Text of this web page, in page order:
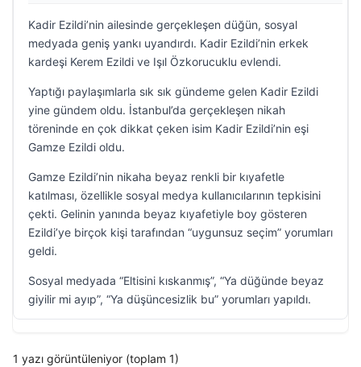
Kadir Ezildi’nin ailesinde gerçekleşen düğün, sosyal
medyada geniş yankı uyandırdı. Kadir Ezildi’nin erkek
kardeşi Kerem Ezildi ve Işıl Özkorucuklu evlendi.
Yaptığı paylaşımlarla sık sık gündeme gelen Kadir Ezildi
yine gündem oldu. İstanbul’da gerçekleşen nikah
töreninde en çok dikkat çeken isim Kadir Ezildi’nin eşi
Gamze Ezildi oldu.
Gamze Ezildi’nin nikaha beyaz renkli bir kıyafetle
katılması, özellikle sosyal medya kullanıcılarının tepkisini
çekti. Gelinin yanında beyaz kıyafetiyle boy gösteren
Ezildi’ye birçok kişi tarafından “uygunsuz seçim” yorumları
geldi.
Sosyal medyada “Eltisini kıskanmış”, “Ya düğünde beyaz
giyilir mi ayıp”, “Ya düşüncesizlik bu” yorumları yapıldı.
1 yazı görüntüleniyor (toplam 1)